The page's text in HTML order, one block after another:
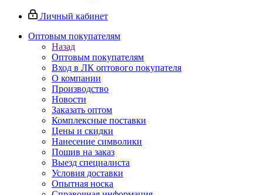
Личный кабинет
Оптовым покупателям
Назад
Оптовым покупателям
Вход в ЛК оптового покупателя
О компании
Производство
Новости
Заказать оптом
Комплексные поставки
Цены и скидки
Нанесение символики
Пошив на заказ
Выезд специалиста
Условия доставки
Опытная носка